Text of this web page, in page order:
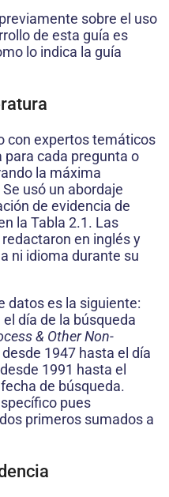
sobre el uso
de esta guía es
lo indica la guía
con expertos temáticos
cada pregunta o
la máxima
usó un abordaje
de evidencia de
la Tabla 2.1. Las
en inglés y
ni idioma durante su
datos es la siguiente:
día de la búsqueda
& Other Non-
desde 1947 hasta el día
1991 hasta el
de búsqueda.
pues
primeros sumados a